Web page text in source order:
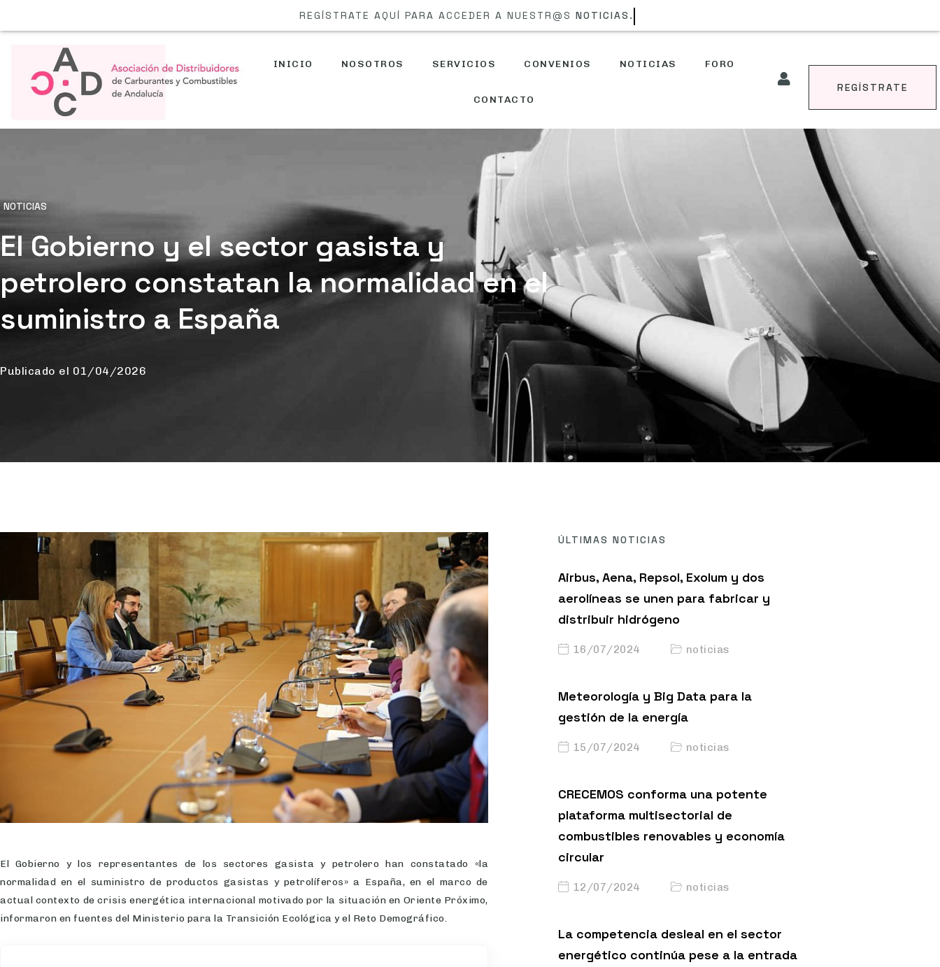
REGÍSTRATE AQUÍ PARA ACCEDER A NUESTR@S NOTICIAS.
INICIO NOSOTROS SERVICIOS CONVENIOS NOTICIAS FORO
CONTACTO
REGÍSTRATE
NOTICIAS
El Gobierno y el sector gasista y
petrolero constatan la normalidad en el
suministro a España
Publicado el 01/04/2026
El Gobierno y los representantes de los sectores gasista y petrolero han constatado «la
normalidad en el suministro de productos gasistas y petrolíferos» a España, en el marco de
actual contexto de crisis energética internacional motivado por la situación en Oriente Próximo,
informaron en fuentes del Ministerio para la Transición Ecológica y el Reto Demográfico.
ÚLTIMAS NOTICIAS
Airbus, Aena, Repsol, Exolum y dos
aerolíneas se unen para fabricar y
distribuir hidrógeno
16/07/2024 noticias
Meteorología y Big Data para la
gestión de la energía
15/07/2024 noticias
CRECEMOS conforma una potente
plataforma multisectorial de
combustibles renovables y economía
circular
12/07/2024 noticias
La competencia desleal en el sector
energético continúa pese a la entrada